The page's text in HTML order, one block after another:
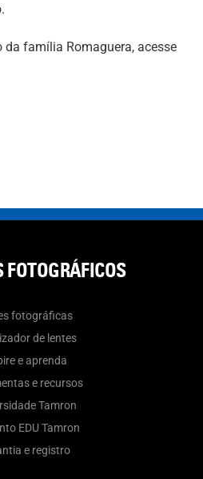
da família Romaguera, acesse
FOTOGRÁFICOS
fotográficas
de lentes
e aprenda
e recursos
Tamron
EDU Tamron
e registro